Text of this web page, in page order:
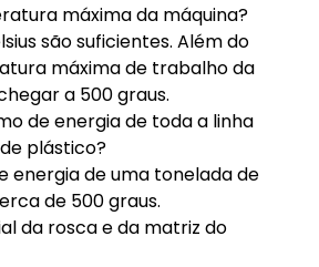
máxima da máquina?
são suficientes. Além do
máxima de trabalho da
a 500 graus.
de energia de toda a linha
plástico?
energia de uma tonelada de
de 500 graus.
da rosca e da matriz do